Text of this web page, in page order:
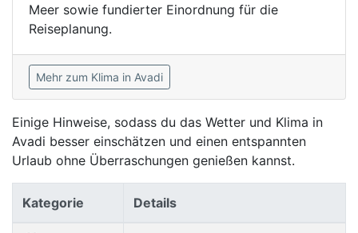
Meer sowie fundierter Einordnung für die
Reiseplanung.
Mehr zum Klima in Avadi
Einige Hinweise, sodass du das Wetter und Klima in
Avadi besser einschätzen und einen entspannten
Urlaub ohne Überraschungen genießen kannst.
Kategorie Details